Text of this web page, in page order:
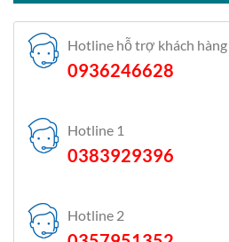
Hotline hỗ trợ khách hàng
0936246628
Hotline 1
0383929396
Hotline 2